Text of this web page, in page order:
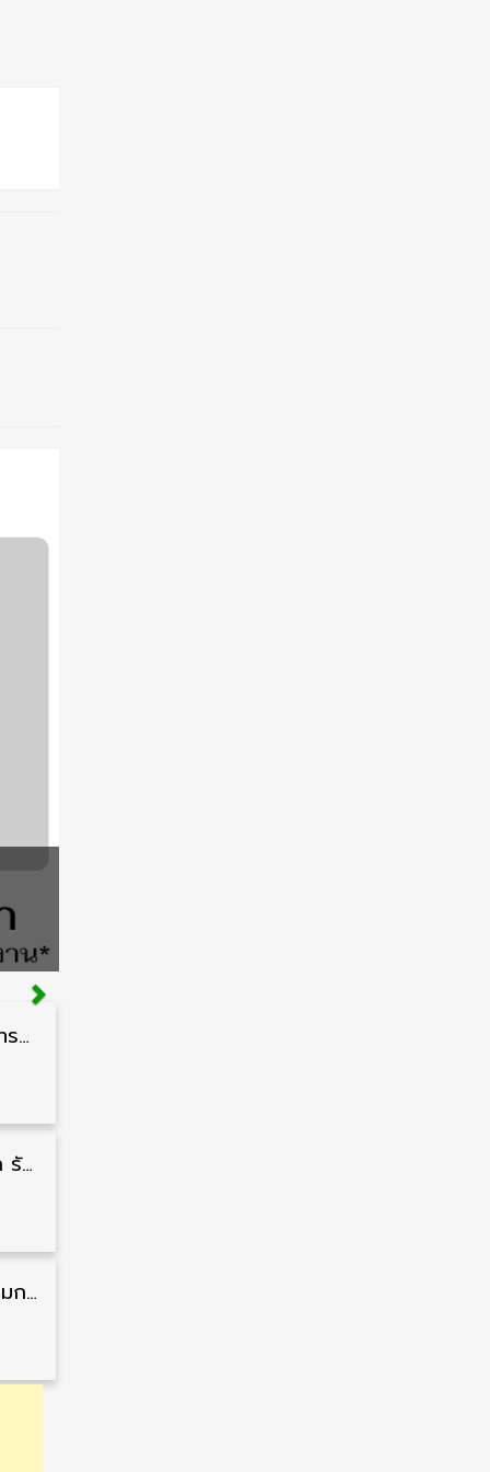
สำนักงานปลัดกระทรวงสาธารณสุข รับสมัครพนักงานราชการรูปแบบพิเศษ วุฒิ ปวส./ป.ตรี 102 อัตรา รับสมัคร 17 – 28 สิงหาคม
กรมแพทย์ทหารบก รับสมัครพนักงานราชการ วุฒิ ม.3/ม.6/ปวช./ปวท./ปวส. 6 อัตรา รับสมัคร 3 – 7 สิงหาคม
สำนักงานคณะกรรมการนโยบายที่ดินแห่งชาติ รับสมัครคัดเลือกพนักงานราชการ วุฒิ ป.ตรี 6 อัตรา รับสมัคร 13 กรกฎาคม – 6 สิงหาคม